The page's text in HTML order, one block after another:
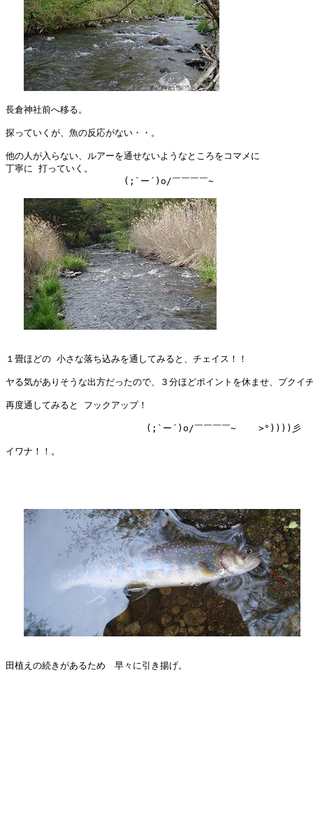
長倉神社前へ移る。
探っていくが、魚の反応がない・・。
他の人が入らない、ルアーを通せないようなところをコマメに
丁寧に 打っていく。
(;`ー´)o/￣￣￣￣~
１畳ほどの 小さな落ち込みを通してみると、チェイス！！
ヤる気がありそうな出方だったので、３分ほどポイントを休ませ、プク
再度通してみると フックアップ！
(;`ー´)o/￣￣￣￣~    >°))))彡
イワナ！！。
田植えの続きがあるため　早々に引き揚げ。